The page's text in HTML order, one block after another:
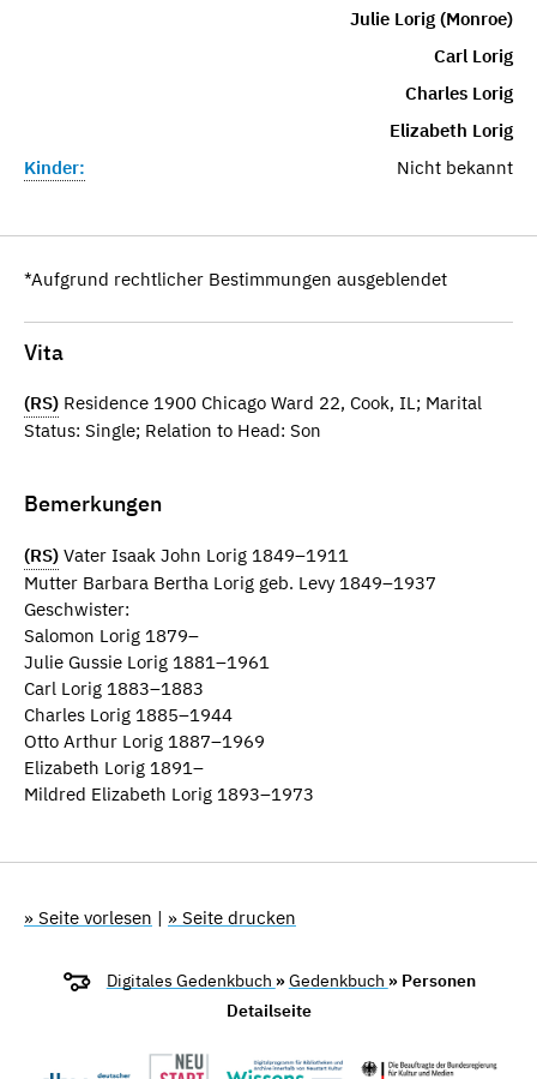
Julie Lorig (Monroe)
Carl Lorig
Charles Lorig
Elizabeth Lorig
Kinder:
Nicht bekannt
*Aufgrund rechtlicher Bestimmungen ausgeblendet
Vita
(RS) Residence 1900 Chicago Ward 22, Cook, IL; Marital
Status: Single; Relation to Head: Son
Bemerkungen
(RS) Vater Isaak John Lorig 1849–1911
Mutter Barbara Bertha Lorig geb. Levy 1849–1937
Geschwister:
Salomon Lorig 1879–
Julie Gussie Lorig 1881–1961
Carl Lorig 1883–1883
Charles Lorig 1885–1944
Otto Arthur Lorig 1887–1969
Elizabeth Lorig 1891–
Mildred Elizabeth Lorig 1893–1973
» Seite vorlesen | » Seite drucken
Digitales Gedenkbuch »Gedenkbuch » Personen
Detailseite